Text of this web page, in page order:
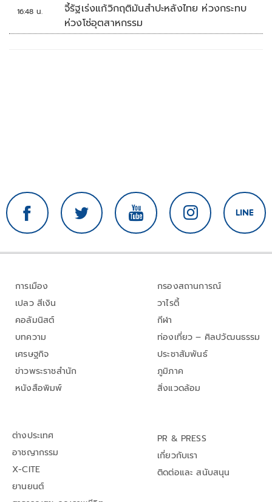
16:48 น.
จี้รัฐเร่งแก้วิกฤติมันสำปะหลังไทย ห่วงกระทบ
ห่วงโซ่อุตสาหกรรม
การเมือง
เปลว สีเงิน
คอลัมนิสต์
บทความ
เศรษฐกิจ
ข่าวพระราชสำนัก
หนังสือพิมพ์
กรองสถานการณ์
วาไรตี้
กีฬา
ท่องเที่ยว – ศิลปวัฒนธรรม
ประชาสัมพันธ์
ภูมิภาค
สิ่งแวดล้อม
ต่างประเทศ
อาชญากรรม
X-CITE
ยานยนต์
PR & PRESS
เกี่ยวกับเรา
ติดต่อและ สนับสนุน